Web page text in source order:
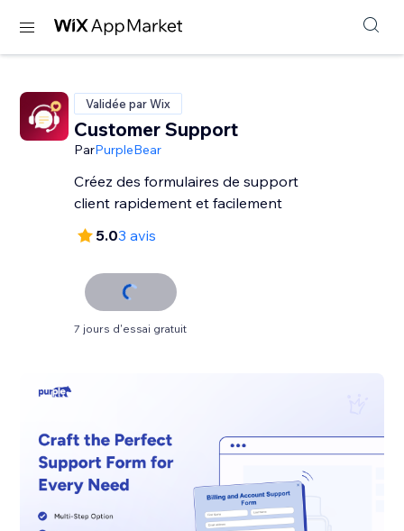
Validée par Wix
Customer Support
ParPurpleBear
Créez des formulaires de support
client rapidement et facilement
5.03 avis
7 jours d'essai gratuit